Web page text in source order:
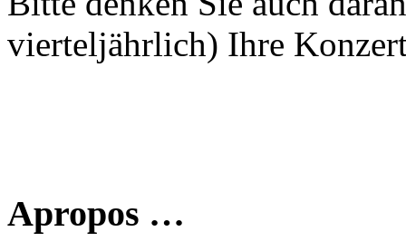
vierteljährlich) Ihre
Apropos …